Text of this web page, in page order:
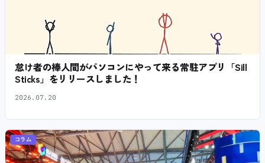
怠け者の棒人間がパソコンにやって来る常駐アプリ「Sill
Sticks」をリリースしました！
2026.07.20
コラム